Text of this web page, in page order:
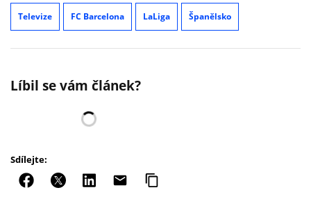
Televize FC Barcelona LaLiga Španělsko
Líbil se vám článek?
Sdílejte: